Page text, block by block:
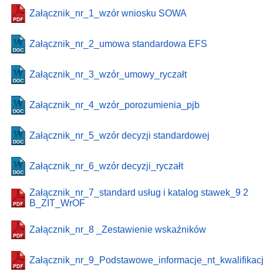
Załącznik_nr_1_wzór wniosku SOWA
Załącznik_nr_2_umowa standardowa EFS
Załącznik_nr_3_wzór_umowy_ryczałt
Załącznik_nr_4_wzór_porozumienia_pjb
Załącznik_nr_5_wzór decyzji standardowej
Załącznik_nr_6_wzór decyzji_ryczałt
Załącznik_nr_7_standard usług i katalog stawek_9 2
B_ZIT_WrOF
Załącznik_nr_8 _Zestawienie wskaźników